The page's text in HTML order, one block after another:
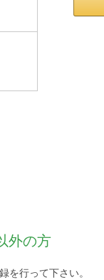
外の方
を行って下さい。